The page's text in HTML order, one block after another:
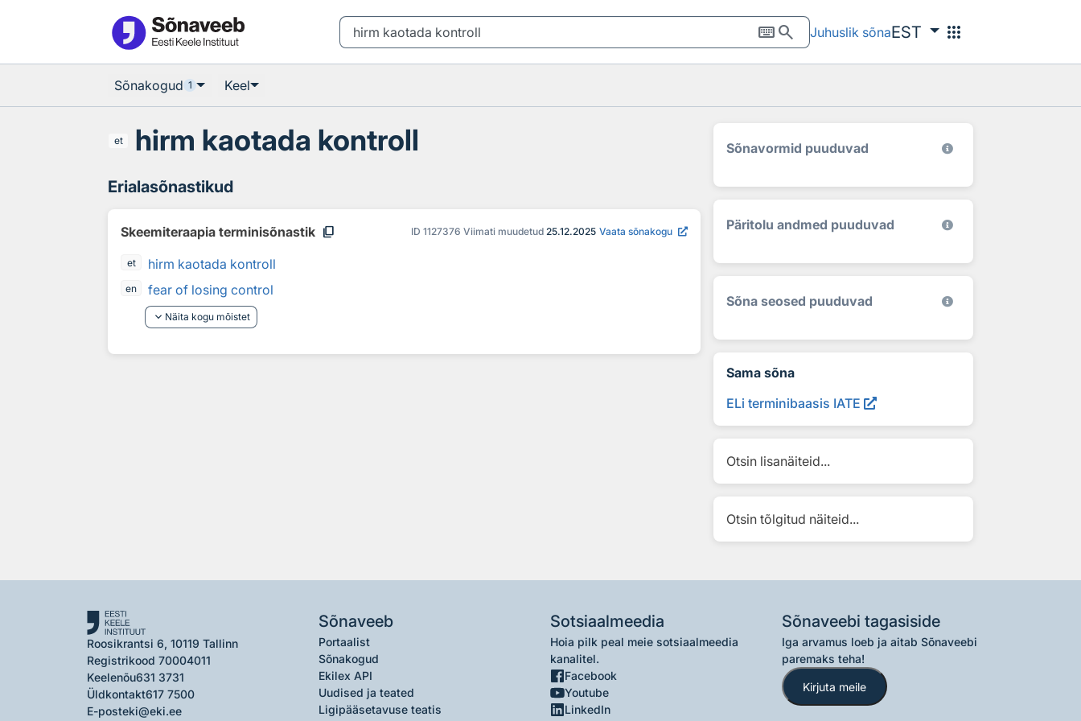
keyboardsearch Juhuslik sõnaEST apps
Sõnakogud 1 Keel
et hirm kaotada kontroll
Erialasõnastikud
Skeemiteraapia terminisõnastik content_copy ID 1127376 Viimati muudetud 25.12.2025 Vaata sõnakogu
et hirm kaotada kontroll
en
fear of losing control
keyboard_arrow_down Näita kogu mõistet
Sõnavormid puuduvad
Päritolu andmed puuduvad
Sõna seosed puuduvad
Sama sõna
ELi terminibaasis IATE
Otsin lisanäiteid...
Otsin tõlgitud näiteid...
Roosikrantsi 6, 10119 Tallinn
Registrikood 70004011
Keelenõu631 3731
Üldkontakt617 7500
E-posteki@eki.ee
Sõnaveeb
Portaalist
Sõnakogud
Ekilex API
Uudised ja teated
Ligipääsetavuse teatis
Sotsiaalmeedia
Hoia pilk peal meie sotsiaalmeedia
kanalitel.
Facebook
Youtube
LinkedIn
Sõnaveebi tagasiside
Iga arvamus loeb ja aitab Sõnaveebi
paremaks teha!
Kirjuta meile